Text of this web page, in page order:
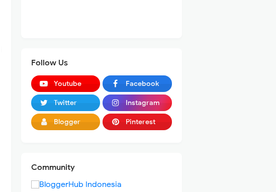
Follow Us
Youtube Facebook
Twitter Instagram
Blogger Pinterest
Community